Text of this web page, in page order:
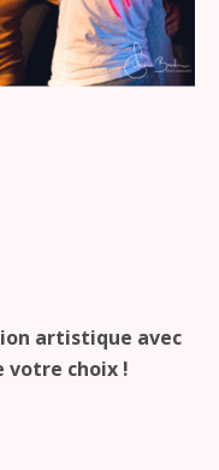
artistique avec
votre choix !